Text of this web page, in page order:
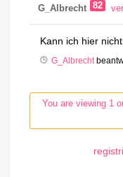
G_Albrecht 82
Kann ich hier
G_Albrecht
You are viewing 1